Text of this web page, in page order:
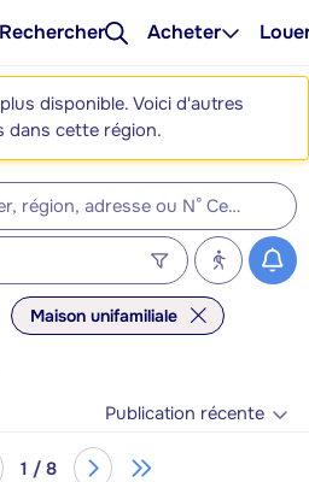
Rechercher Acheter
disponible. Voici d'autres
dans cette région.
Maison unifamiliale
Publication récente
1 / 8